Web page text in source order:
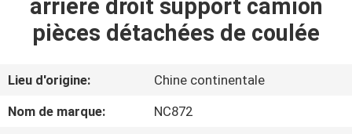
MAISON
VIDÉOS
arrière droit support camion
pièces détachées de coulée
Lieu d'origine:
Chine continentale
Nom de marque:
NC872